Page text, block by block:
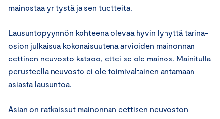
mainostaa yritystä ja sen tuotteita.
Lausuntopyynnön kohteena olevaa hyvin lyhyttä tarina-
osion julkaisua kokonaisuutena arvioiden mainonnan
eettinen neuvosto katsoo, ettei se ole mainos. Mainitulla
perusteella neuvosto ei ole toimivaltainen antamaan
asiasta lausuntoa.
Asian on ratkaissut mainonnan eettisen neuvoston